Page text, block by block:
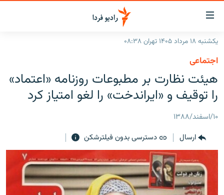
لینک‌های
قابلیت
دسترسی
بازگشت
منوی
اصلی
رفتن
صفحه
جستجو
جهان
برنامه‌های رادیویی
فرکانس‌ها
چندرسانه‌ای
گزارش‌های تصویری
گزارش‌های ویدئویی
زنان فردا
English
یکشنبه ۱۸ مرداد ۱۴۰۵ تهران ۰۸:۳۸
اجتماعی
هیئت نظارت بر مطبوعات روزنامه «اعتماد»
را توقیف و «ایراندخت» را لغو امتیاز کرد
۱۰/اسفند/۱۳۸۸
ارسال
دسترسی بدون فیلترشکن